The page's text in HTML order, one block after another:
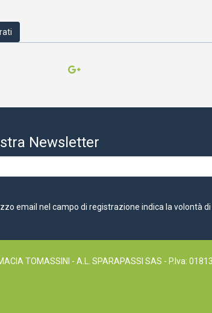
Newsletter
email nel campo di registrazione indica la volontà
TOMASSINI - A.L. SPARAPASSI SAS - P.Iva: